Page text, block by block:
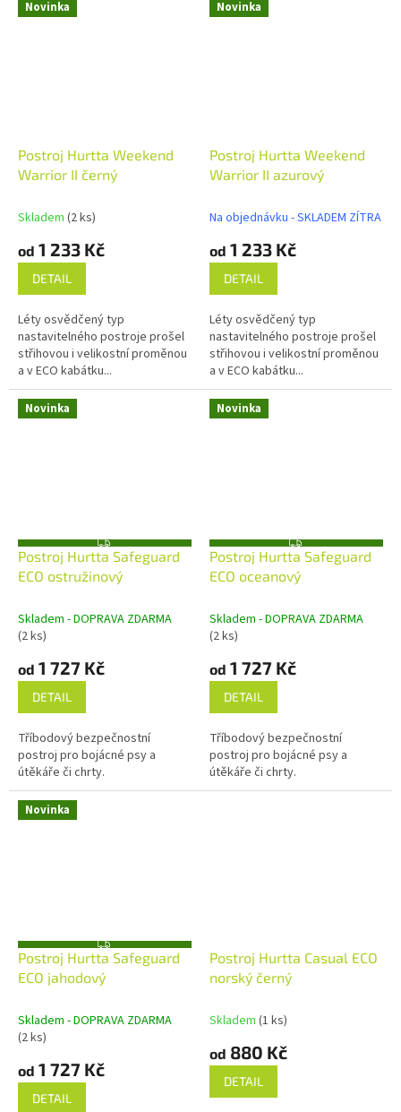
Novinka
Postroj Hurtta Weekend
Warrior II černý
Skladem (2 ks)
od 1 233 Kč
DETAIL
Léty osvědčený typ
nastavitelného postroje prošel
střihovou i velikostní proměnou
a v ECO kabátku...
Novinka
Postroj Hurtta Weekend
Warrior II azurový
Na objednávku - SKLADEM ZÍTRA
od 1 233 Kč
DETAIL
Léty osvědčený typ
nastavitelného postroje prošel
střihovou i velikostní proměnou
a v ECO kabátku...
Novinka
Z
D
A
R
Postroj Hurtta Safeguard
ECO ostružinový
Skladem - DOPRAVA ZDARMA
(2 ks)
od 1 727 Kč
DETAIL
Tříbodový bezpečnostní
postroj pro bojácné psy a
útěkáře či chrty.
Novinka
Z
D
A
Postroj Hurtta Safeguard
ECO oceanový
Skladem - DOPRAVA ZDARMA
(2 ks)
od 1 727 Kč
DETAIL
Tříbodový bezpečnostní
postroj pro bojácné psy a
útěkáře či chrty.
Novinka
Z
D
A
Postroj Hurtta Safeguard
ECO jahodový
Skladem - DOPRAVA ZDARMA
(2 ks)
od 1 727 Kč
DETAIL
Postroj Hurtta Casual ECO
norský černý
Skladem (1 ks)
od 880 Kč
DETAIL